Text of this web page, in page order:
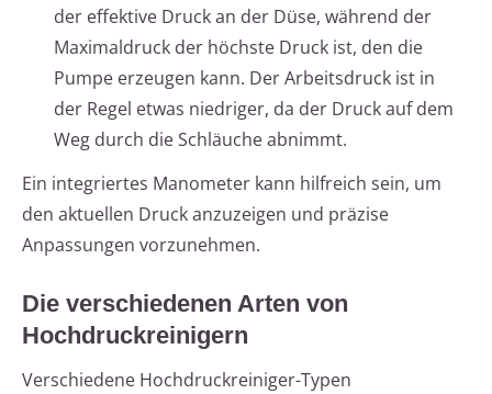
der effektive Druck an der Düse, während der
Maximaldruck der höchste Druck ist, den die
Pumpe erzeugen kann. Der Arbeitsdruck ist in
der Regel etwas niedriger, da der Druck auf dem
Weg durch die Schläuche abnimmt.
Ein integriertes Manometer kann hilfreich sein, um
den aktuellen Druck anzuzeigen und präzise
Anpassungen vorzunehmen.
Die verschiedenen Arten von
Hochdruckreinigern
Verschiedene Hochdruckreiniger-Typen